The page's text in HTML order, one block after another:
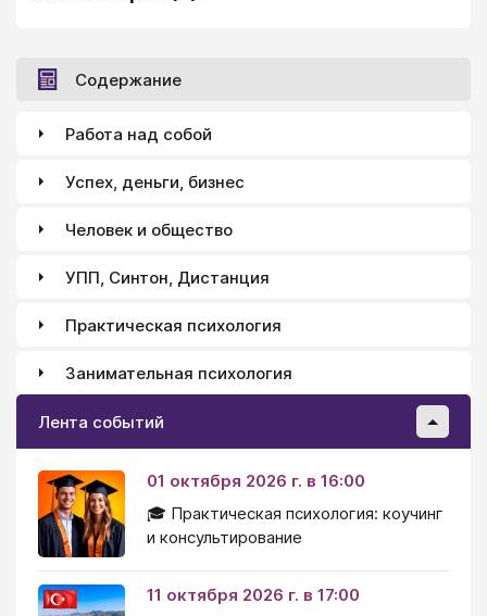
Содержание
Работа над собой
Успех, деньги, бизнес
Человек и общество
УПП, Синтон, Дистанция
Практическая психология
Занимательная психология
Лента событий
01 октября 2026 г. в 16:00
🎓 Практическая психология: коучинг
и консультирование
11 октября 2026 г. в 17:00